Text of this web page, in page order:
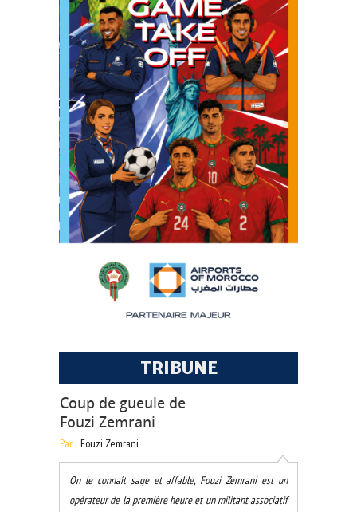
TRIBUNE
Coup de gueule de
Fouzi Zemrani
Par Fouzi Zemrani
On le connaît sage et affable, Fouzi Zemrani est un
opérateur de la première heure et un militant associatif